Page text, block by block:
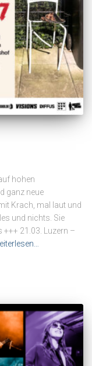
hohen
ganz neue
Krach, mal laut und
und nichts. Sie
21.03. Luzern –